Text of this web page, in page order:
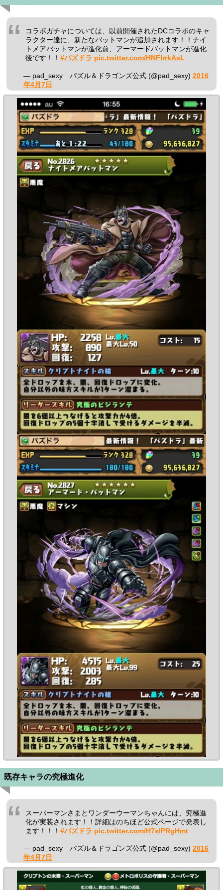
コラボガチャについては、以前開催されたDCコラボのキャ
ラクター達に、新たなバットマンが追加されます！！ナイ
トメアバットマンが進化前、アーマードバットマンが進化
後です！！#パズドラ pic.twitter.com/HNFIrrkAsL
— pad_sexy パズル＆ドラゴンズ公式 (@pad_sexy)2016
年4月7日
既存キャラの究極進化
スーパーマンさまとワンダーウーマンちゃんには、究極進
化が実装されます！！詳細はのちほど公式ページで発表し
ます！！！#パズドラ pic.twitter.com/H7slPRgHmt
— pad_sexy パズル＆ドラゴンズ公式 (@pad_sexy)2016
年4月7日